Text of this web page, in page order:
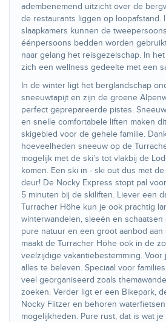
adembenemend uitzicht over de
de restaurants liggen op loopafstand.
slaapkamers kunnen de
éénpersoons bedden worden
naar gelang het reisgezelschap. In
zich een wellness gedeelte met een
In de winter ligt het berglandschap
sneeuwtapijt en zijn de groene
perfect geprepareerde pistes.
en snelle comfortabele liften maken
skigebied voor de gehele familie.
hoeveelheden sneeuw op de
mogelijk met de ski’s tot vlakbij de
komen. Een ski in - ski out dus met
deur! De Nocky Express stopt pal
5 minuten bij de skiliften. Liever een
Turracher Höhe kun je ook prachtig
winterwandelen, sleeën en schaatsen
pure natuur en een groot aanbod
maakt de Turracher Höhe ook in de
veelzijdige vakantiebestemming.
alles te beleven. Speciaal voor
veel georganiseerd zoals
zoeken. Verder ligt er een Bikepark,
Nocky Flitzer en behoren
mogelijkheden. Pure rust, dat is wat